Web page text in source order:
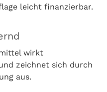
leicht finanzierbar.
wirkt
zeichnet sich durch
aus.